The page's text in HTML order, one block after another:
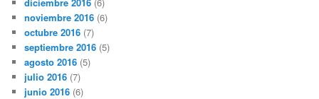
noviembre 2016 (6)
octubre 2016 (7)
septiembre 2016 (5)
agosto 2016 (5)
julio 2016 (7)
junio 2016 (6)